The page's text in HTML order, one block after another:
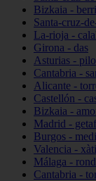
Bizkaia -
Santa-cruz-
La-rioja -
Girona - das
Asturias -
Cantabria -
Alicante -
Castellón -
Bizkaia -
Madrid -
Burgos -
Valencia -
Málaga -
Cantabria -